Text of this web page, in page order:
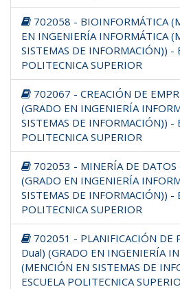
702058 - BIOINFORMÁTICA
EN INGENIERÍA INFORMÁTICA
SISTEMAS DE INFORMACIÓN)) -
POLITECNICA SUPERIOR
702067 - CREACIÓN DE
(GRADO EN INGENIERÍA
SISTEMAS DE INFORMACIÓN)) -
POLITECNICA SUPERIOR
702053 - MINERÍA DE DATOS
(GRADO EN INGENIERÍA
SISTEMAS DE INFORMACIÓN)) -
POLITECNICA SUPERIOR
702051 - PLANIFICACIÓN DE
Dual) (GRADO EN INGENIERÍA
(MENCIÓN EN SISTEMAS DE
ESCUELA POLITECNICA